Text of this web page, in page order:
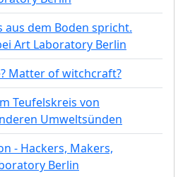
aus dem Boden spricht.
Art Laboratory Berlin
Matter of witchcraft?
Teufelskreis von
Umweltsünden
- Hackers, Makers,
Berlin